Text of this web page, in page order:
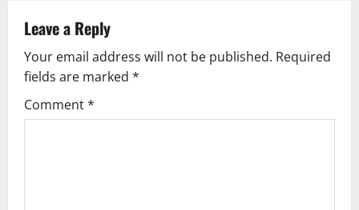
v
i
g
a
Leave a Reply
Your email address will not be published. Required
fields are marked *
Comment*